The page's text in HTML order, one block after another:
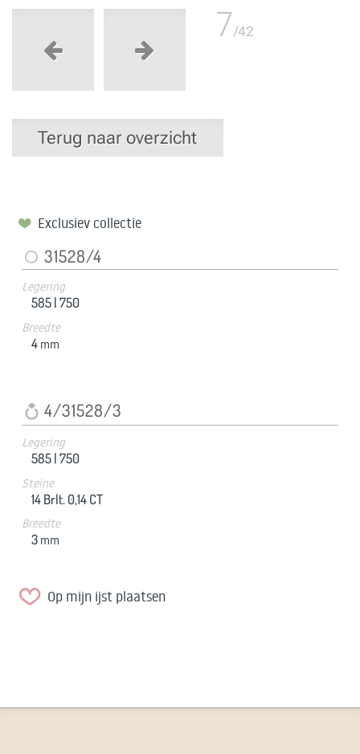
7/42
Terug naar overzicht
Exclusiev collectie
31528/4
Legering
585 |750
Breedte
4 mm
4/31528/3
Legering
585 |750
Steine
14 Brlt. 0,14 CT
Breedte
3 mm
Op mijn ijst plaatsen